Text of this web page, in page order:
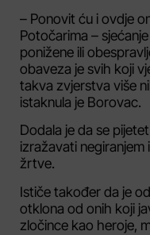
– Ponovit ću i ovdje
Potočarima –
ponižene ili
obaveza je svih koji
takva zvjerstva više
istaknula je Borovac.
Dodala je da se
izražavati negiranjem
žrtve.
Ističe također da je
otklona od onih koji
zločince kao heroje,